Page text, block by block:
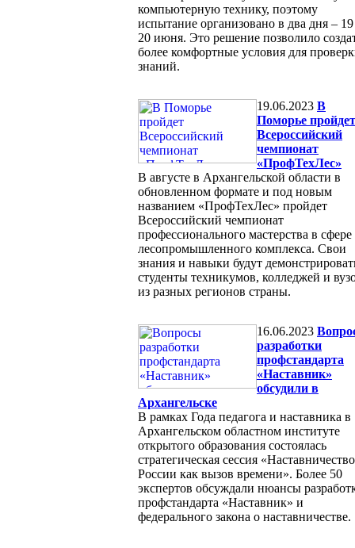
компьютерную технику, поэтому
испытание организовано в два дня –
20 июня. Это решение позволило
более комфортные условия для
знаний.
19.06.2023 В
Поморье пройдет
Всероссийский
чемпионат
«ПрофТехЛес»
В августе в Архангельской области в
обновленном формате и под новым
названием «ПрофТехЛес» пройдет
Всероссийский чемпионат
профессионального мастерства в сфере
лесопромышленного комплекса. Свои
знания и навыки будут
студенты техникумов, колледжей и
из разных регионов страны.
16.06.2023
разработки
профстандарта
«Наставник»
обсудили в
Архангельске
В рамках Года педагога и наставника в
Архангельском областном институте
открытого образования состоялась
стратегическая сессия
России как вызов времени». Более 50
экспертов обсуждали нюансы
профстандарта «Наставник» и
федерального закона о наставничестве.